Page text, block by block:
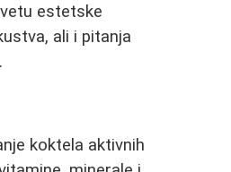
estetske
ali i pitanja
koktela aktivnih